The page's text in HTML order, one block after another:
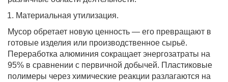
Материальная утилизация.
Мусор обретает новую ценность — его превращают в
готовые изделия или производственное сырьё.
Переработка алюминия сокращает энергозатраты на
95% в сравнении с первичной добычей. Пластиковые
полимеры через химические реакции разлагаются на